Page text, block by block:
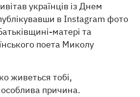
українців із Днем
в Instagram фото
матері та
поета Миколу
живеться тобі,
причина.